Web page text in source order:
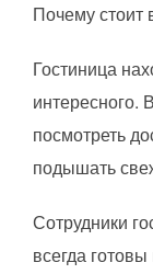
Почему стоит
Гостиница
интересного.
посмотреть
подышать
Сотрудники
всегда